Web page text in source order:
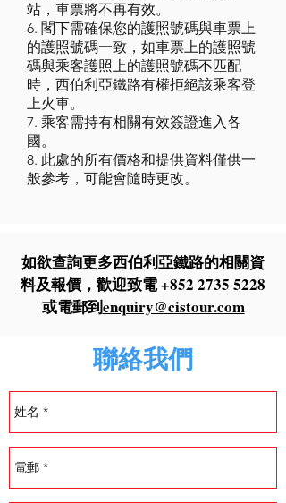
站，車票將不再有效。
6. 閣下需確保您的護照號碼與車票上
的護照號碼一致，如車票上的護照號
碼與乘客護照上的護照號碼不匹配
時，西伯利亞鐵路有權拒絕該乘客登
上火車。
7. 乘客需持有相關有效簽證進入各
國。
8. 此處的所有價格和提供資料僅供一
般參考，可能會隨時更改。
如欲查詢更多西伯利亞鐵路的相關資
料及報價，歡迎致電+852 2735 5228
或電郵到enquiry@cistour.com
聯絡我們